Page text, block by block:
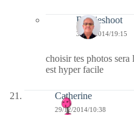
Bernieshoot
30/12/2014/19:15
choisir tes photos
est hyper facile
Catherine
29/12/2014/10:38